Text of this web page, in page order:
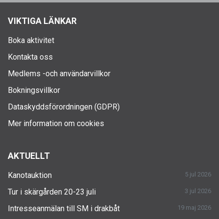
VIKTIGA LÄNKAR
Boka aktivitet
Kontakta oss
Medlems -och användarvillkor
Bokningsvillkor
Dataskyddsförordningen (GDPR)
Mer information om cookies
AKTUELLT
Kanotauktion 5 jul 2026
Tur i skärgården 20-23 juli 3 jul 2026
Intresseanmälan till SM i drakbåt 19 maj 2026